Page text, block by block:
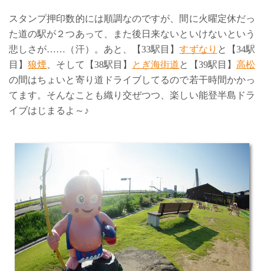
スタンプ押印数的には順調なのですが、間に火曜定休だっ
た道の駅が２つあって、また後日来ないといけないという
悲しさが……（汗）。あと、【33駅目】すずなり と【34駅
目】狼煙 、そして【38駅目】 とぎ海街道と【39駅目】 高松
の間はちょいと寄り道ドライブしてるので若干時間かかっ
てます。そんなことも織り交ぜつつ、楽しい能登半島ドラ
イブはじまるよ～♪